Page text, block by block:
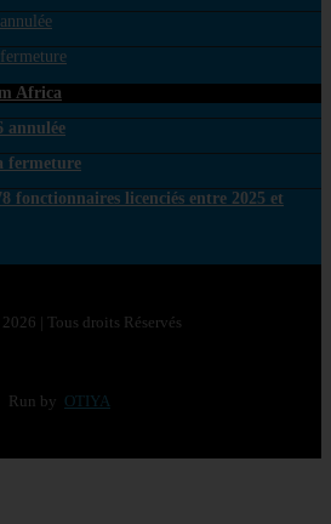
Africa
annulée
fermeture
fonctionnaires licenciés entre 2025 et
2026 | Tous droits Réservés
Run by OTIYA